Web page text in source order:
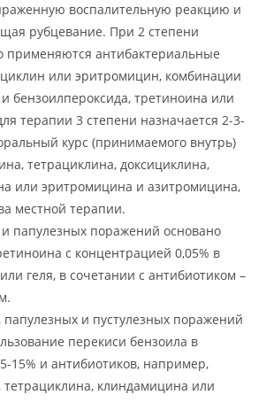
воспалительную реакцию и
рубцевание. При 2 степени
применяются антибактериальные
или эритромицин, комбинации
бензоилпероксида, третиноина или
терапии 3 степени назначается 2-3-
курс (принимаемого внутрь)
тетрациклина, доксициклина,
или эритромицина и азитромицина,
местной терапии.
и папулезных поражений основано
с концентрацией 0,05% в
геля, в сочетании с антибиотиком –
папулезных и пустулезных поражений
перекиси бензоила в
15% и антибиотиков, например,
клиндамицина или